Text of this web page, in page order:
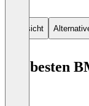
Anfrage.
Übersicht
Die besten